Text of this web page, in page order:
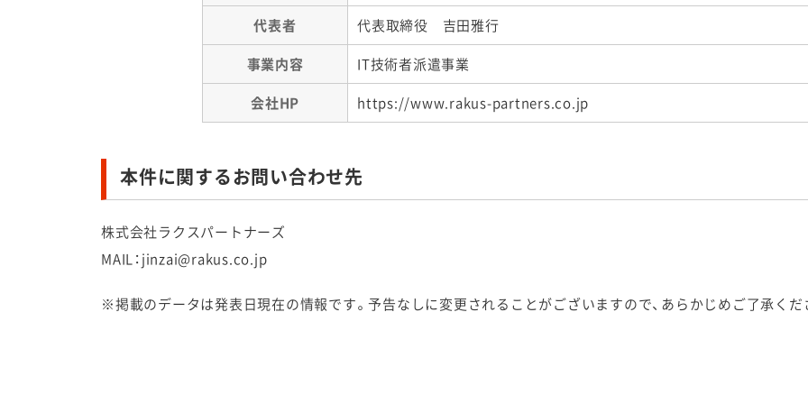
代表者
代表取締役 吉田雅行
事業内容
IT技術者派遣事業
会社HP
https://www.rakus-partners.co.jp
本件に関するお問い合わせ先
株式会社ラクスパートナーズ
MAIL：jinzai@rakus.co.jp
※掲載のデータは発表日現在の情報です。予告なしに変更されることがございますので、あらかじめご了承くだ